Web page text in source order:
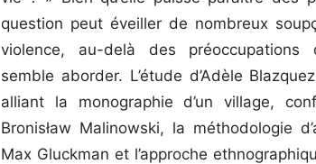
question peut éveiller de nombreux
violence, au-delà des préoccupations
semble aborder. L’étude d’Adèle
alliant la monographie d’un village,
Bronisław Malinowski, la méthodologie
Max Gluckman et l’approche